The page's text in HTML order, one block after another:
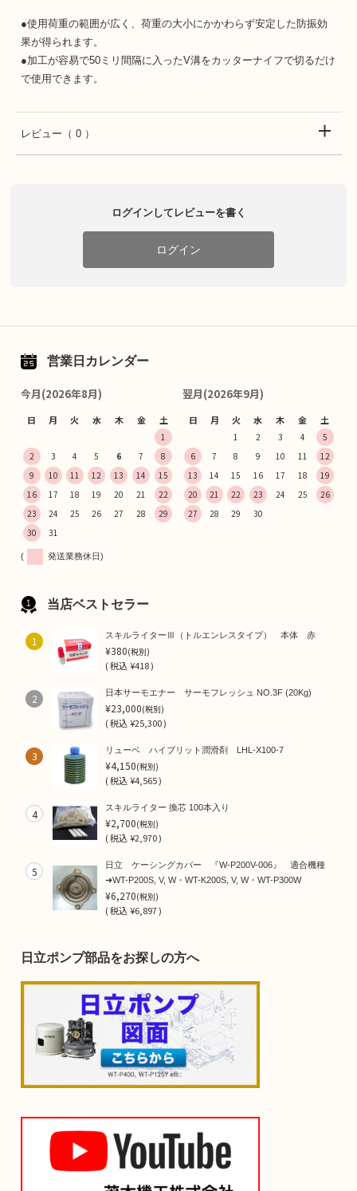
●使用荷重の範囲が広く、荷重の大小にかかわらず安定した防振効
果が得られます。
●加工が容易で50ミリ間隔に入ったV溝をカッターナイフで切るだけ
で使用できます。
レビュー （ 0 ）
ログインしてレビューを書く
ログイン
営業日カレンダー
今月(2026年8月)
日 月 火 水 木 金 土
1
2
3 4 5 6 7
8
9
10 11 12 13 14
15
16
17 18 19 20 21
22
23
24 25 26 27 28
29
30
31
翌月(2026年9月)
日 月 火 水 木 金 土
1 2 3 4
5
6
7 8 9 10 11
12
13
14 15 16 17 18
19
20
21 22 23 24 25
26
27
28 29 30
( 発送業務休日)
当店ベストセラー
1 スキルライターⅢ（トルエンレスタイプ） 本体 赤
¥380(税別)
(税込¥418 )
2 日本サーモエナー サーモフレッシュ NO.3F (20Kg)
¥23,000(税別)
(税込¥25,300 )
3 リューベ ハイブリット潤滑剤 LHL-X100-7
¥4,150(税別)
(税込¥4,565 )
4 スキルライター 換芯 100本入り
¥2,700(税別)
(税込¥2,970 )
5
日立 ケーシングカバー 『W-P200V-006』 適合機種
➜WT-P200S, V, W・WT-K200S, V, W・WT-P300W
¥6,270(税別)
(税込¥6,897 )
日立ポンプ部品をお探しの方へ